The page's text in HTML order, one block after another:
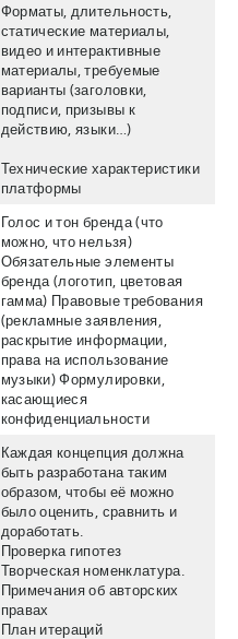
Форматы, длительность,
статические материалы,
видео и интерактивные
материалы, требуемые
варианты (заголовки,
подписи, призывы к
действию, языки…)
Технические характеристики
платформы
Голос и тон бренда (что
можно, что нельзя)
Обязательные элементы
бренда (логотип, цветовая
гамма) Правовые требования
(рекламные заявления,
раскрытие информации,
права на использование
музыки) Формулировки,
касающиеся
конфиденциальности
Каждая концепция должна
быть разработана таким
образом, чтобы её можно
было оценить, сравнить и
доработать.
Проверка гипотез
Творческая номенклатура.
Примечания об авторских
правах
План итераций